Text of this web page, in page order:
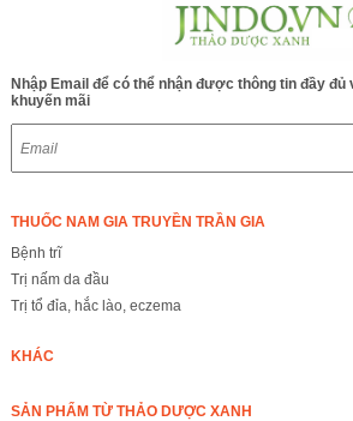
Nhập Email để có thể nhận được thông tin đầy
khuyến mãi
THUỐC NAM GIA TRUYỀN TRẦN GIA
Bệnh trĩ
Trị nấm da đầu
Trị tổ đỉa, hắc lào, eczema
KHÁC
SẢN PHẨM TỪ THẢO DƯỢC XANH